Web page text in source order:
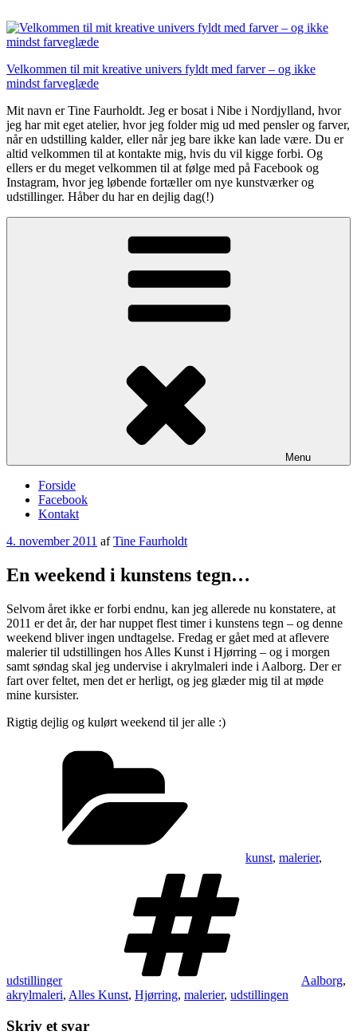
til
indhold
Velkommen til mit kreative univers fyldt med farver – og ikke
mindst farveglæde
Mit navn er Tine Faurholdt. Jeg er bosat i Nibe i Nordjylland, hvor
jeg har mit eget atelier, hvor jeg folder mig ud med pensler og farver,
når en udstilling kalder, eller når jeg bare ikke kan lade være. Du er
altid velkommen til at kontakte mig, hvis du vil kigge forbi. Og
ellers er du meget velkommen til at følge med på Facebook og
Instagram, hvor jeg løbende fortæller om nye kunstværker og
udstillinger. Håber du har en dejlig dag(!)
Menu
Forside
Facebook
Kontakt
Udgivet
4. november 2011 afTine Faurholdt
En weekend i kunstens tegn…
Selvom året ikke er forbi endnu, kan jeg allerede nu konstatere, at
2011 er det år, der har nuppet flest timer i kunstens tegn – og denne
weekend bliver ingen undtagelse. Fredag er gået med at aflevere
malerier til udstillingen hos Alles Kunst i Hjørring – og i morgen
samt søndag skal jeg undervise i akrylmaleri inde i Aalborg. Der er
fart over feltet, men det er herligt, og jeg glæder mig til at møde
mine kursister.
Rigtig dejlig og kulørt weekend til jer alle :)
kunst, malerier,
udstillinger Aalborg,
akrylmaleri, Alles Kunst, Hjørring, malerier, udstillingen
Skriv et svar